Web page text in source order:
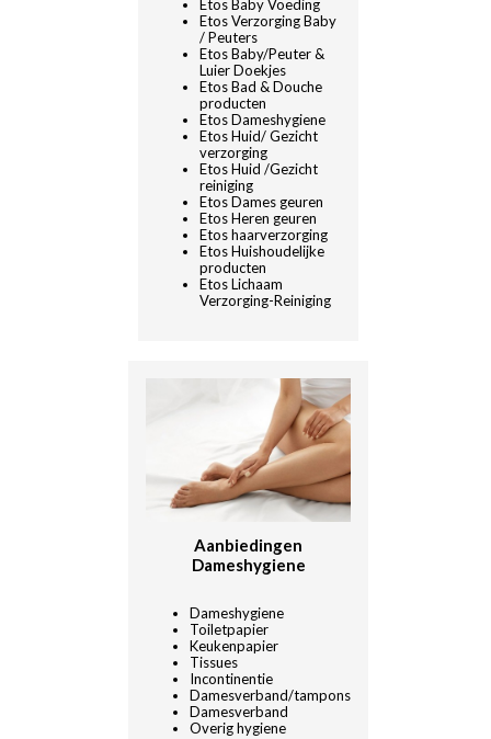
Etos Baby Voeding
Etos Verzorging Baby
/ Peuters
Etos Baby/Peuter &
Luier Doekjes
Etos Bad & Douche
producten
Etos Dameshygiene
Etos Huid/ Gezicht
verzorging
Etos Huid /Gezicht
reiniging
Etos Dames geuren
Etos Heren geuren
Etos haarverzorging
Etos Huishoudelijke
producten
Etos Lichaam
Verzorging-Reiniging
Aanbiedingen
Dameshygiene
Dameshygiene
Toiletpapier
Keukenpapier
Tissues
Incontinentie
Damesverband/tampons
Damesverband
Overig hygiene